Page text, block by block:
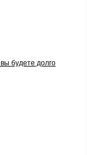
будете долго